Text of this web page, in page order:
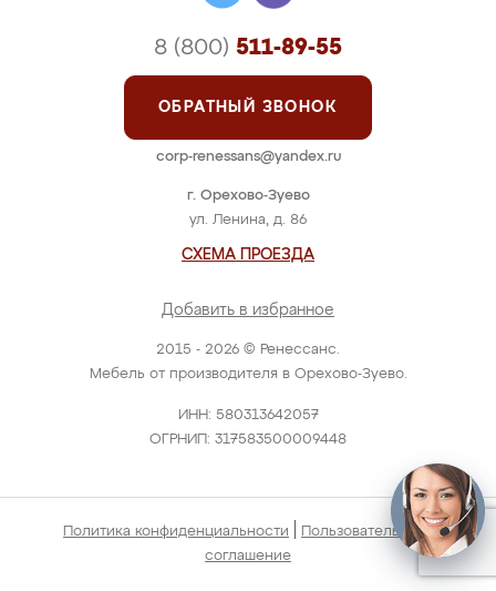
2015 - 2026 © Ренессанс.
Мебель от производителя в Орехово-Зуево.
ИНН: 580313642057
ОГРНИП: 317583500009448
г. Орехово-Зуево
ул. Ленина, д. 86
СХЕМА ПРОЕЗДА
Добавить в избранное
8 (800) 511-89-55
ОБРАТНЫЙ ЗВОНОК
corp-renessans@yandex.ru
Политика конфиденциальности
Пользовательское
соглашение